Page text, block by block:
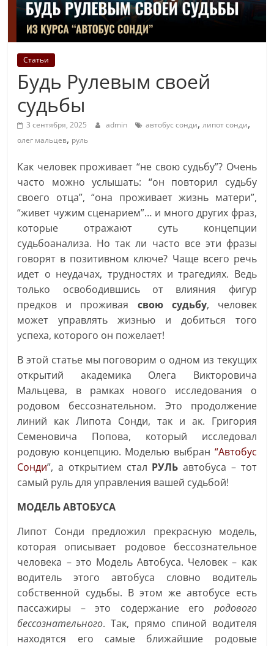
Статьи
Будь Рулевым своей
судьбы
3 сентября, 2025 admin автобус сонди,липот сонди,
олег мальцев, руль
Как человек проживает “не свою судьбу”? Очень
часто можно услышать: “он повторил судьбу
своего отца”, “она проживает жизнь матери”,
“живет чужим сценарием”… и много других фраз,
которые отражают суть концепции
судьбоанализа. Но так ли часто все эти фразы
говорят в позитивном ключе? Чаще всего речь
идет о неудачах, трудностях и трагедиях. Ведь
только освободившись от влияния фигур
предков и проживая свою судьбу, человек
может управлять жизнью и добиться того
успеха, которого он пожелает!
В этой статье мы поговорим о одном из текущих
открытий академика Олега Викторовича
Мальцева, в рамках нового исследования о
родовом бессознательном. Это продолжение
линий как Липота Сонди, так и ак. Григория
Семеновича Попова, который исследовал
родовую концепцию. Моделью выбран “Автобус
Сонди”, а открытием стал РУЛЬ автобуса – тот
самый руль для управления вашей судьбой!
МОДЕЛЬ АВТОБУСА
Липот Сонди предложил прекрасную модель,
которая описывает родовое бессознательное
человека – это Модель Автобуса. Человек – как
водитель этого автобуса словно водитель
собственной судьбы. В этом же автобусе есть
пассажиры – это содержание его родового
бессознательного. Так, прямо спиной водителя
находятся его самые ближайшие родовые